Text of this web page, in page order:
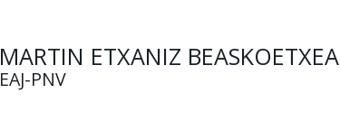
MARTIN ETXANIZ BEASKOETXEA
EAJ-PNV